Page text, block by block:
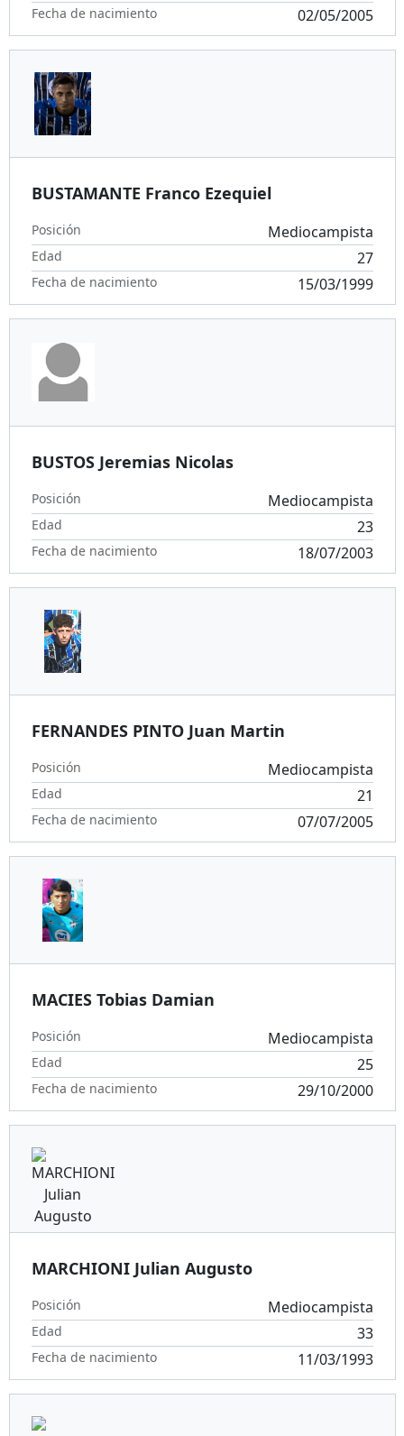
Fecha de nacimiento 02/05/2005
BUSTAMANTE Franco Ezequiel
Posición Mediocampista
Edad 27
Fecha de nacimiento 15/03/1999
BUSTOS Jeremias Nicolas
Posición Mediocampista
Edad 23
Fecha de nacimiento 18/07/2003
FERNANDES PINTO Juan Martin
Posición Mediocampista
Edad 21
Fecha de nacimiento 07/07/2005
MACIES Tobias Damian
Posición Mediocampista
Edad 25
Fecha de nacimiento 29/10/2000
MARCHIONI Julian Augusto
Posición Mediocampista
Edad 33
Fecha de nacimiento 11/03/1993